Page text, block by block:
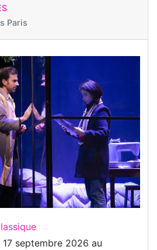
Paris
17 septembre 2026 au